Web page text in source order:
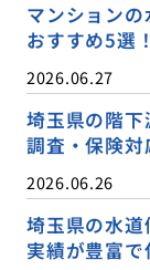
マンション
おすすめ5選
2026.06.27
埼玉県の階下
調査・保険
2026.06.26
埼玉県の水
実績が豊富